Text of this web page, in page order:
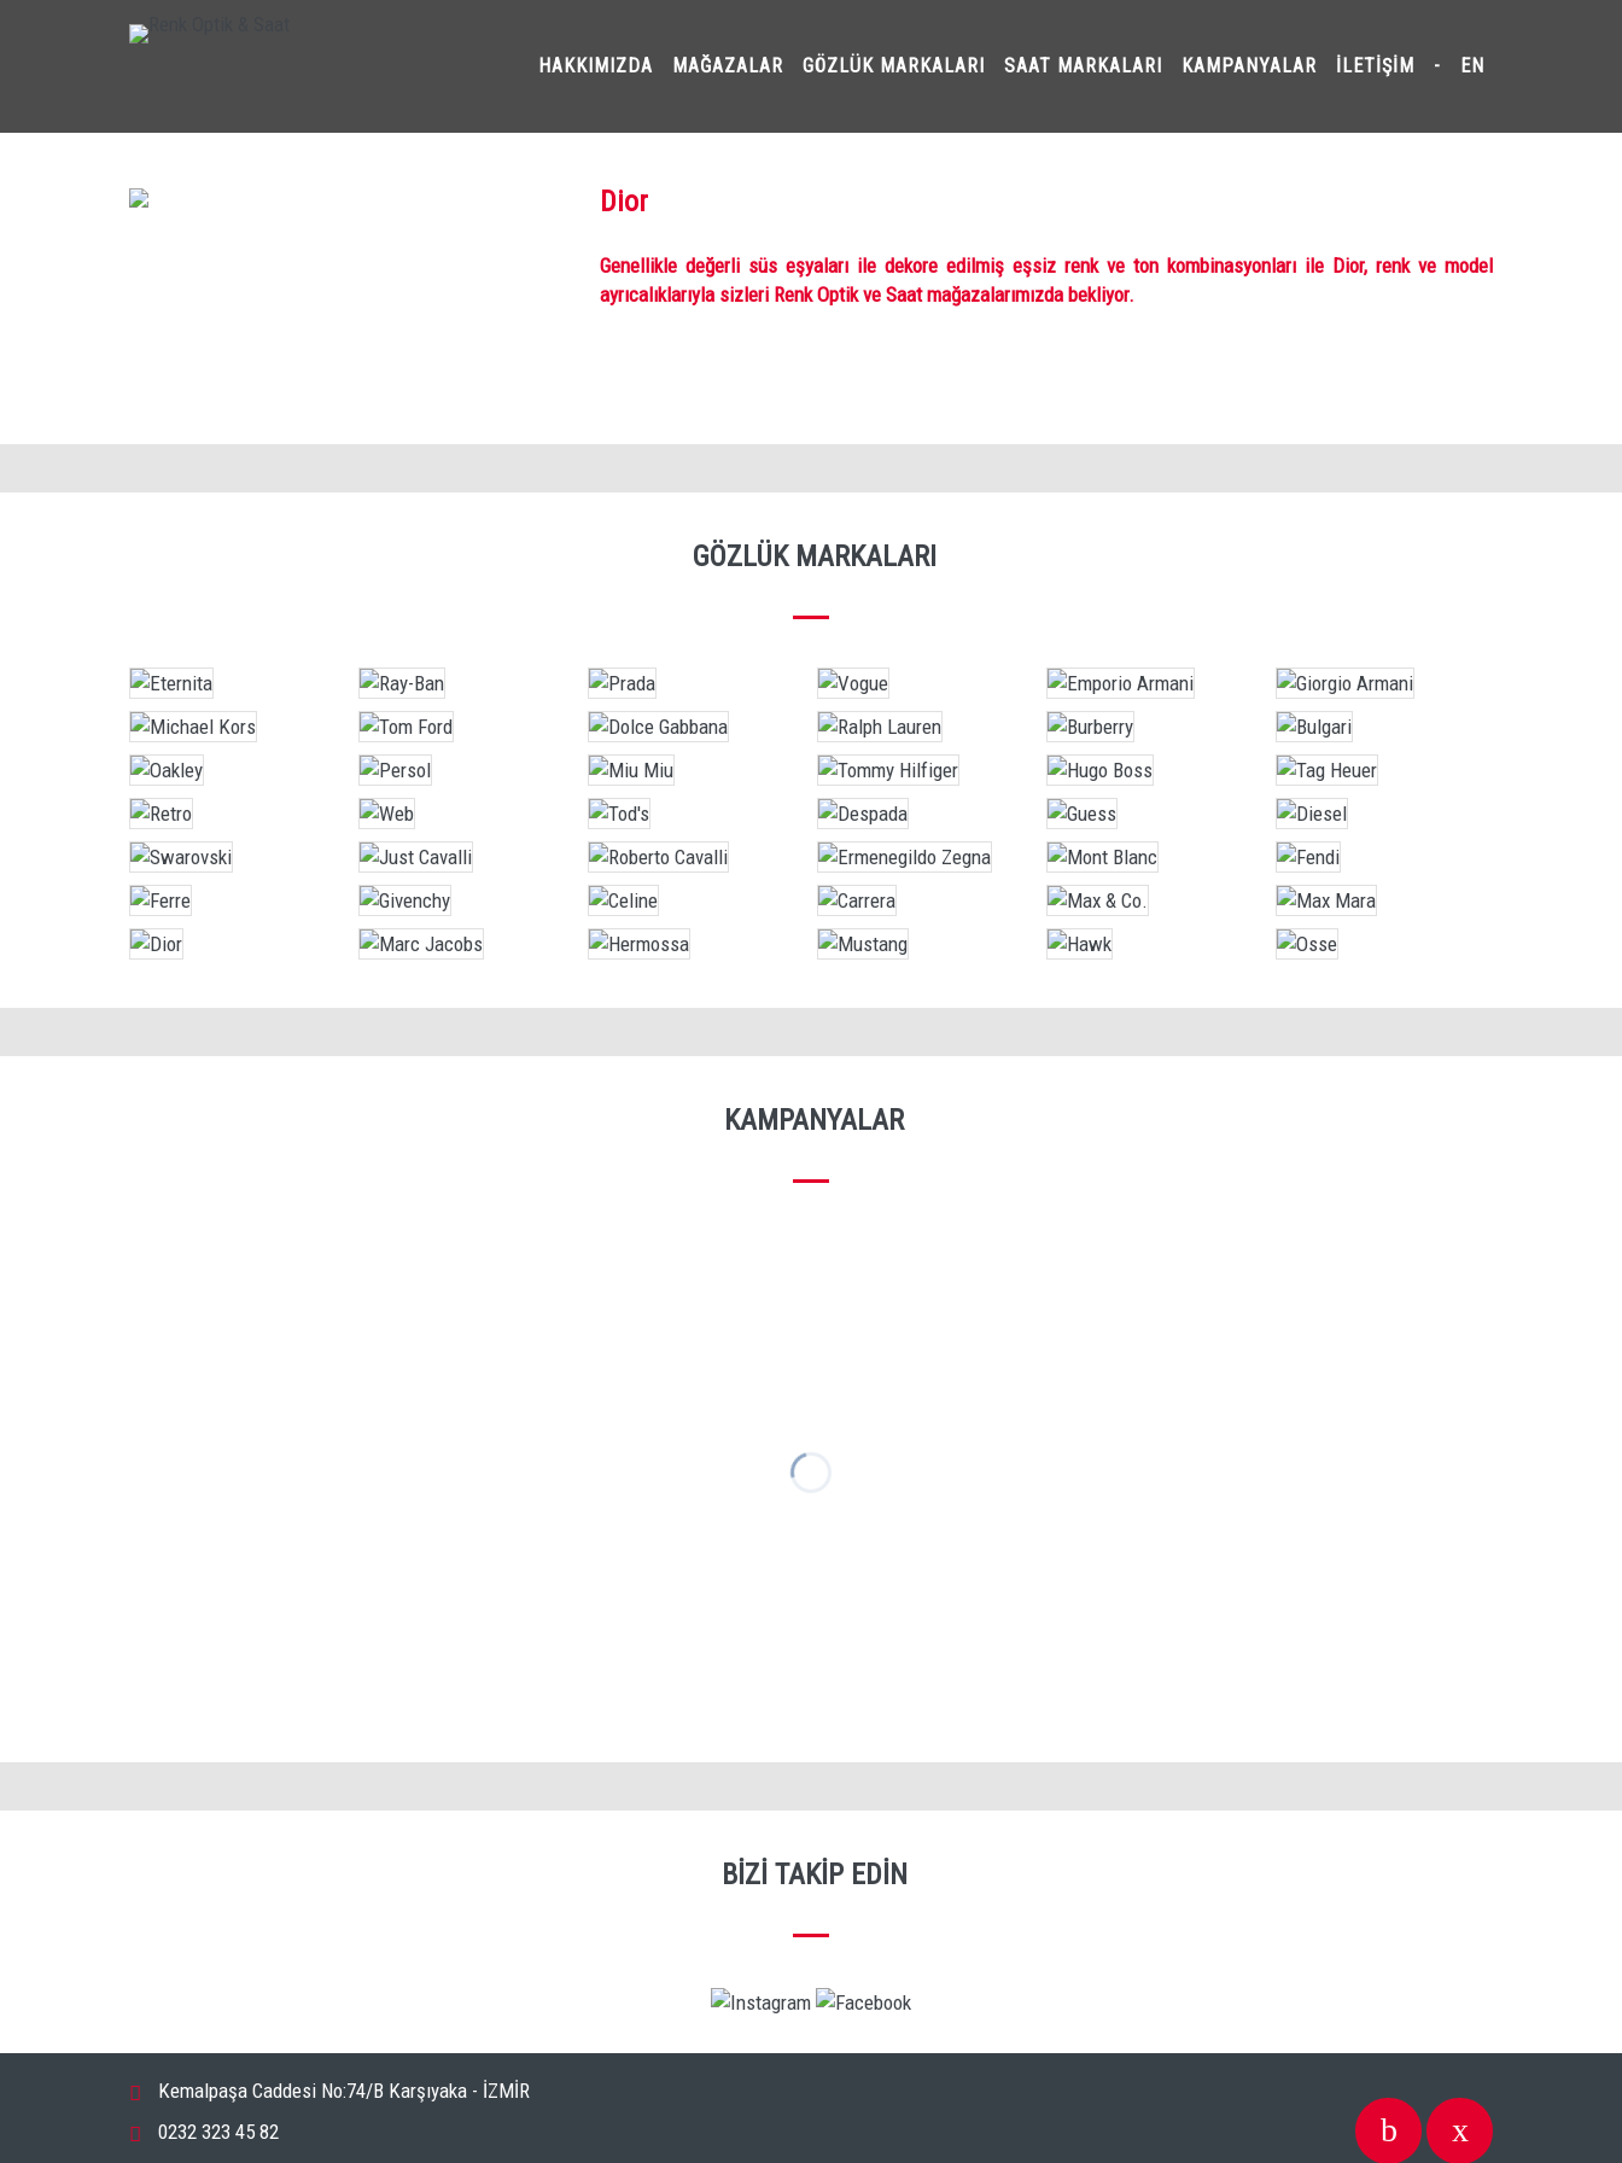
HAKKIMIZDA MAĞAZALAR GÖZLÜK MARKALARI SAAT MARKALARI KAMPANYALAR İLETIŞIM - EN
Dior
Genellikle değerli süs eşyaları ile dekore edilmiş eşsiz renk ve ton kombinasyonları ile Dior, renk ve model
ayrıcalıklarıyla sizleri Renk Optik ve Saat mağazalarımızda bekliyor.
GÖZLÜK MARKALARI
KAMPANYALAR
BIZI TAKIP EDIN
Kemalpaşa Caddesi No:74/B Karşıyaka - İZMİR
0232 323 45 82